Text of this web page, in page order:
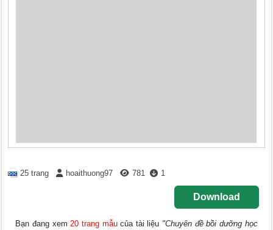
25 trang hoaithuong97 781 1
Download
Bạn đang xem20 trang mẫucủa tài liệu "Chuyên đề bồi dưỡng học